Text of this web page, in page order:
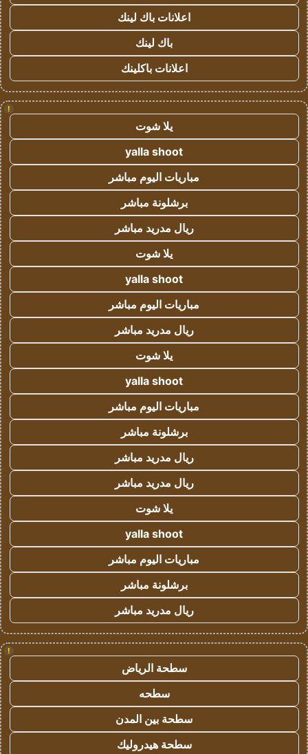
اعلانات باك لينك
باك لينك
اعلانات باكلينك
!
يلا شوت
yalla shoot
مباريات اليوم مباشر
برشلونة مباشر
ريال مدريد مباشر
يلا شوت
yalla shoot
مباريات اليوم مباشر
ريال مدريد مباشر
يلا شوت
yalla shoot
مباريات اليوم مباشر
برشلونة مباشر
ريال مدريد مباشر
ريال مدريد مباشر
يلا شوت
yalla shoot
مباريات اليوم مباشر
برشلونة مباشر
ريال مدريد مباشر
!
سطحة الرياض
سطحه
سطحة بين المدن
سطحة هيدروليك